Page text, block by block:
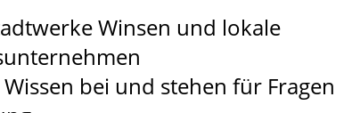
Winsen und lokale
bei und stehen für Fragen